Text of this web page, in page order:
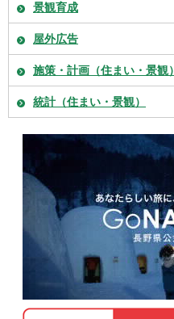
景観育成
屋外広告
施策・計画（住まい・景観）
統計（住まい・景観）